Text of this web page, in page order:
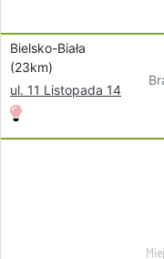
Bielsko-Biała
(23km)
ul. 11 Listopada 14